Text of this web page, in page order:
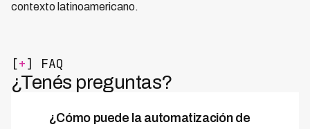
contexto latinoamericano.
[+] FAQ
¿Tenés preguntas?
¿Cómo puede la automatización de